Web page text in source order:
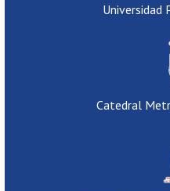
Universidad
Catedral